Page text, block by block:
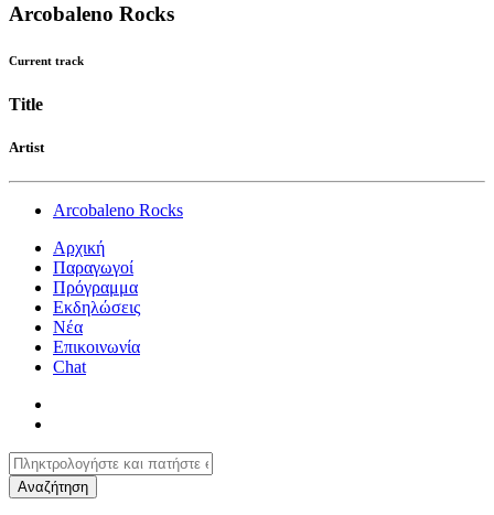
Arcobaleno Rocks
Current track
Title
Artist
Arcobaleno Rocks
Αρχική
Παραγωγοί
Πρόγραμμα
Εκδηλώσεις
Νέα
Επικοινωνία
Chat